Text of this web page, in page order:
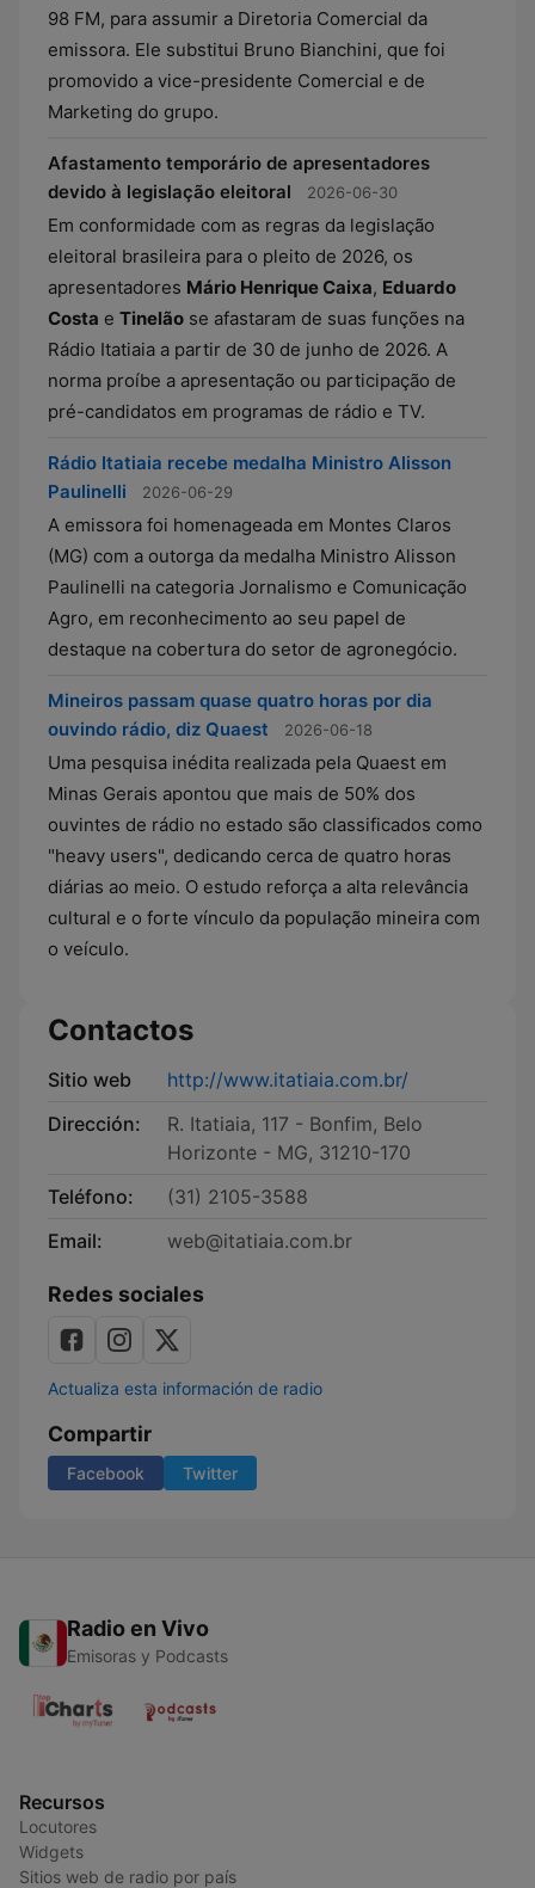
98 FM, para assumir a Diretoria Comercial da
emissora. Ele substitui Bruno Bianchini, que foi
promovido a vice-presidente Comercial e de
Marketing do grupo.
Afastamento temporário de apresentadores
devido à legislação eleitoral
2026-06-30
Em conformidade com as regras da legislação
eleitoral brasileira para o pleito de 2026, os
apresentadores Mário Henrique Caixa, Eduardo
Costa e Tinelão se afastaram de suas funções na
Rádio Itatiaia a partir de 30 de junho de 2026. A
norma proíbe a apresentação ou participação de
pré-candidatos em programas de rádio e TV.
Rádio Itatiaia recebe medalha Ministro Alisson
Paulinelli
2026-06-29
A emissora foi homenageada em Montes Claros
(MG) com a outorga da medalha Ministro Alisson
Paulinelli na categoria Jornalismo e Comunicação
Agro, em reconhecimento ao seu papel de
destaque na cobertura do setor de agronegócio.
Mineiros passam quase quatro horas por dia
ouvindo rádio, diz Quaest
2026-06-18
Uma pesquisa inédita realizada pela Quaest em
Minas Gerais apontou que mais de 50% dos
ouvintes de rádio no estado são classificados como
"heavy users", dedicando cerca de quatro horas
diárias ao meio. O estudo reforça a alta relevância
cultural e o forte vínculo da população mineira com
o veículo.
Contactos
Sitio web
http://www.itatiaia.com.br/
Dirección:
R. Itatiaia, 117 - Bonfim, Belo
Horizonte - MG, 31210-170
Teléfono:
(31) 2105-3588
Email:
web@itatiaia.com.br
Redes sociales
Actualiza esta información de radio
Compartir
Facebook Twitter
Radio en Vivo
Emisoras y Podcasts
Recursos
Locutores
Widgets
Sitios web de radio por país